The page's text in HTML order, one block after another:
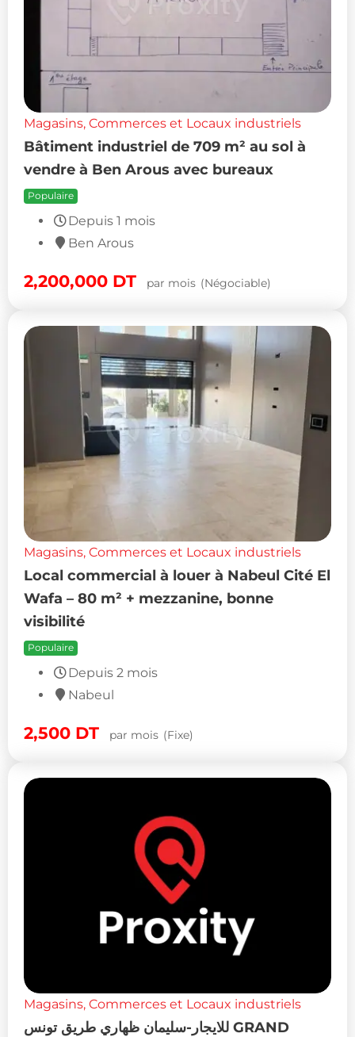
Magasins, Commerces et Locaux industriels
Bâtiment industriel de 709 m² au sol à
vendre à Ben Arous avec bureaux
Populaire
Depuis 1 mois
Ben Arous
2,200,000 DT par mois (Négociable)
Magasins, Commerces et Locaux industriels
Local commercial à louer à Nabeul Cité El
Wafa – 80 m² + mezzanine, bonne
visibilité
Populaire
Depuis 2 mois
Nabeul
2,500 DT par mois (Fixe)
Magasins, Commerces et Locaux industriels
للايجار-سليمان ظهاري طريق تونس GRAND